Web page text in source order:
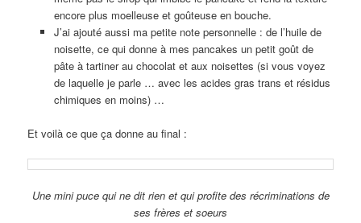
encore plus moelleuse et goûteuse en bouche.
J’ai ajouté aussi ma petite note personnelle : de l’huile de
noisette, ce qui donne à mes pancakes un petit goût de
pâte à tartiner au chocolat et aux noisettes (si vous voyez
de laquelle je parle … avec les acides gras trans et résidus
chimiques en moins) …
Et voilà ce que ça donne au final :
Une mini puce qui ne dit rien et qui profite des récriminations de
ses frères et soeurs